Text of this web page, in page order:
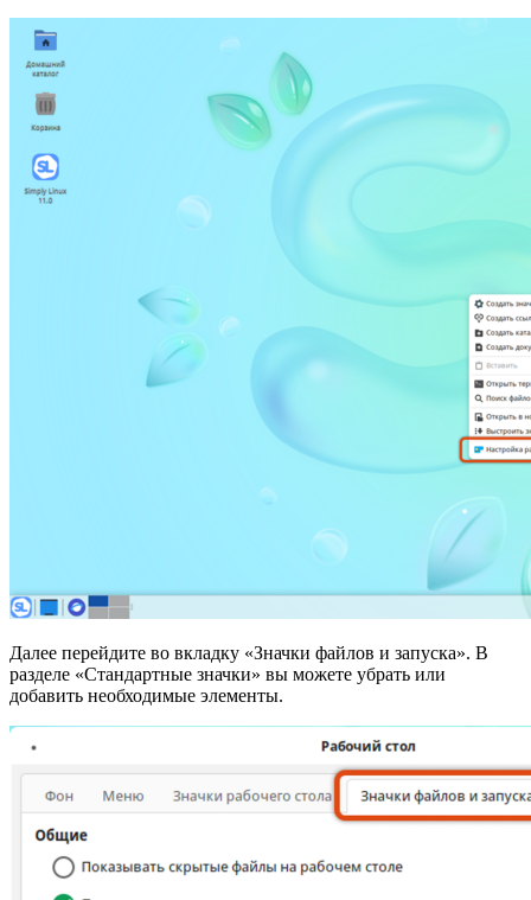
Далее перейдите во вкладку «Значки файлов и запуска». В
разделе «Стандартные значки» вы можете убрать или
добавить необходимые элементы.